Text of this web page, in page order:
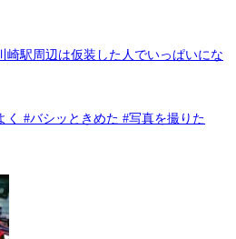
崎駅周辺は仮装した人でいっぱいにな
く #バシッときめた #写真を撮りた